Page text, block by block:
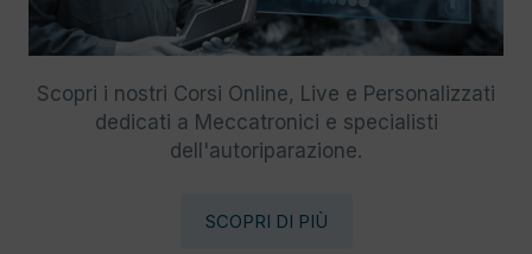
Scopri i nostri Corsi Online, Live e Personalizzati
dedicati a Meccatronici e specialisti
dell'autoriparazione.
SCOPRI DI PIÙ